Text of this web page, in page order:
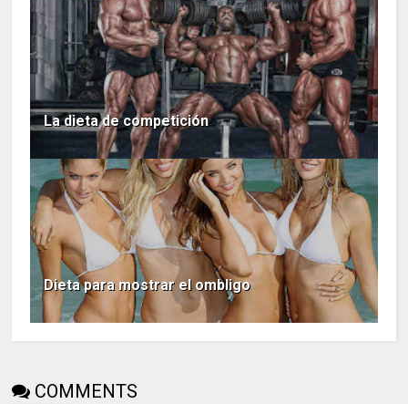
La dieta de competición
Dieta para mostrar el ombligo
COMMENTS